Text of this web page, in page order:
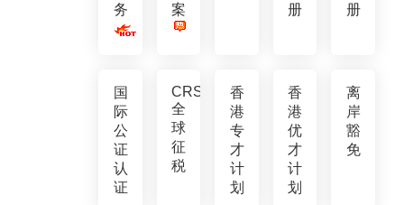
务
案
册
册
国
际
公
证
认
证
CRS
全
球
征
税
香
港
专
才
计
划
香
港
优
才
计
划
离
岸
豁
免